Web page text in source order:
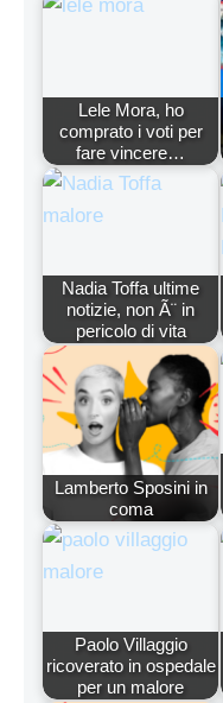
Lele Mora, ho
comprato i voti per
fare vincere…
Nadia Toffa ultime
notizie, non Ã¨ in
pericolo di vita
Lamberto Sposini in
coma
Paolo Villaggio
ricoverato in ospedale
per un malore